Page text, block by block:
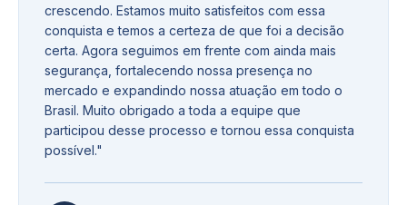
crescendo. Estamos muito satisfeitos com essa
conquista e temos a certeza de que foi a decisão
certa. Agora seguimos em frente com ainda mais
segurança, fortalecendo nossa presença no
mercado e expandindo nossa atuação em todo o
Brasil. Muito obrigado a toda a equipe que
participou desse processo e tornou essa conquista
possível."